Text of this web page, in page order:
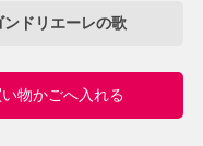
ドリエーレの歌
い物かごへ入れる